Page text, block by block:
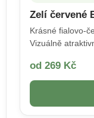
Zelí červené
Krásné fialovo-
Vizuálně
od 269 Kč